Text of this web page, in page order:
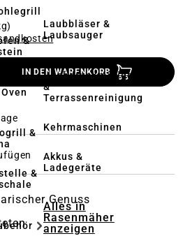
&
&
&
Laubbläser &
Laubsauger
Hochdruckreiniger
&
Terrassenreinigung
Kehrmaschinen
Akkus &
Ladegeräte
Alles in
Rasenmäher
anzeigen
Produktes
IN DEN WARENKORB
Genuss